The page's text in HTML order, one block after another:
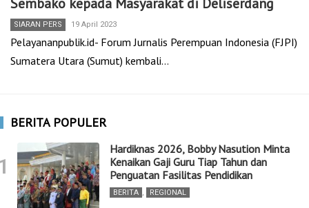
SIARAN PERS 19 April 2023
Pelayananpublik.id- Forum Jurnalis Perempuan Indonesia (FJPI)
Sumatera Utara (Sumut) kembali…
BERITA POPULER
Hardiknas 2026, Bobby Nasution Minta
Kenaikan Gaji Guru Tiap Tahun dan
Penguatan Fasilitas Pendidikan
BERITA , REGIONAL